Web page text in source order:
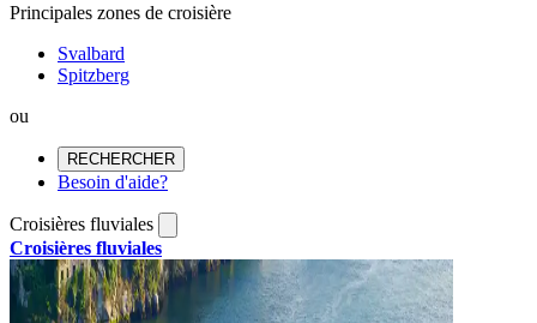
Principales zones de croisière
Svalbard
Spitzberg
ou
RECHERCHER
Besoin d'aide?
Croisières fluviales
Croisières fluviales